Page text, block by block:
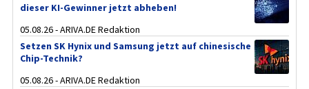
dieser KI-Gewinner jetzt abheben!
05.08.26 - ARIVA.DE Redaktion
Setzen SK Hynix und Samsung jetzt auf chinesische
Chip-Technik?
05.08.26 - ARIVA.DE Redaktion